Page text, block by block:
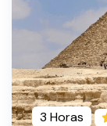
3 Horas